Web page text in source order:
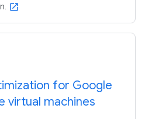
open_in_new
for Google
virtual machines